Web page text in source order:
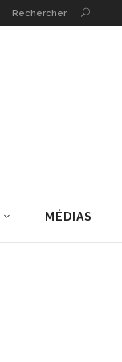
Rechercher
MÉDIAS